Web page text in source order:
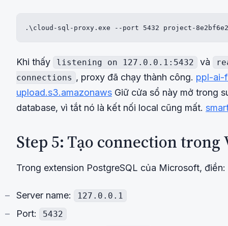
.\cloud-sql-proxy.exe --port 5432 project-8e2bf6e2-
Khi thấy listening on 127.0.0.1:5432 và
connections , proxy đã chạy thành công. ppl-ai-
upload.s3.amazonaws Giữ cửa sổ này mở trong
database, vì tắt nó là kết nối local cũng mất.
Step 5: Tạo connection trong
Trong extension PostgreSQL của Microsoft, điền:
Server name: 127.0.0.1
Port: 5432